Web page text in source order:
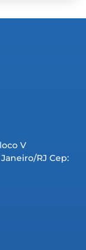
V
RJ Cep: